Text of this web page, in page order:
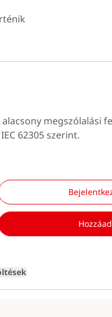
megszólalási
62305 szerint.